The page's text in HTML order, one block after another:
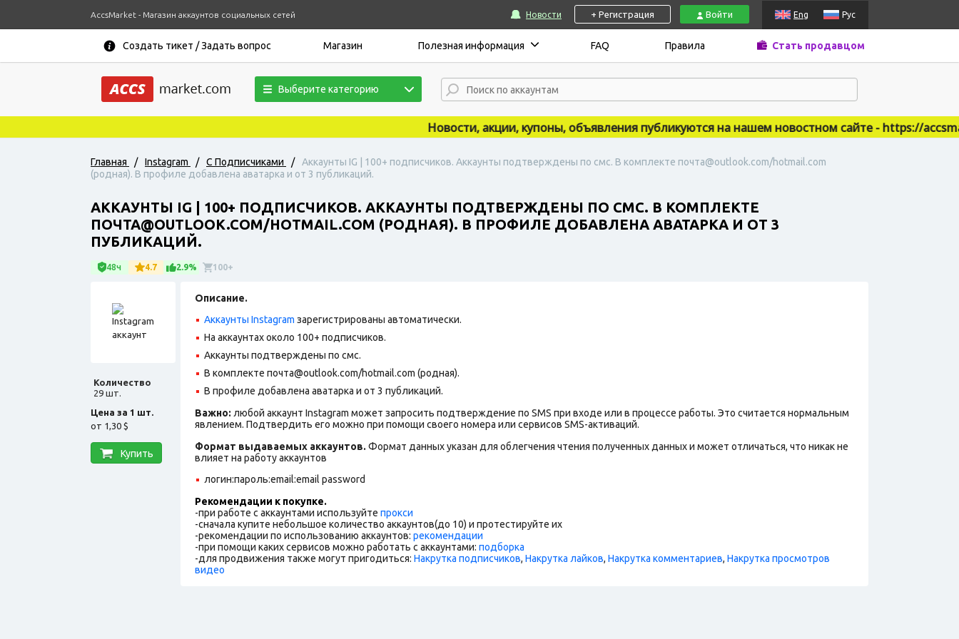
AccsMarket - Магазин аккаунтов социальных сетей Новости + Регистрация Войти Eng Рус
Создать тикет / Задать вопрос Магазин Полезная информация FAQ Правила Стать продавцом
Выберите категорию
Новости, акции, купоны, объявления публикуются на нашем новостном сайте - https://
Главная / Instagram / С Подписчиками /
Аккаунты IG | 100+ подписчиков. Аккаунты подтверждены по смс. В комплекте почта@outlook.com/hotmail.com
(родная). В профиле добавлена аватарка и от 3 публикаций.
АККАУНТЫ IG | 100+ ПОДПИСЧИКОВ. АККАУНТЫ ПОДТВЕРЖДЕНЫ ПО СМС. В КОМПЛЕКТЕ
ПОЧТА@OUTLOOK.COM/HOTMAIL.COM (РОДНАЯ). В ПРОФИЛЕ ДОБАВЛЕНА АВАТАРКА И ОТ 3
ПУБЛИКАЦИЙ.
48ч 4.7 2.9% 100+
Количество
29 шт.
Цена за 1 шт.
от 1,30 $
Купить
Описание.
Аккаунты Instagram зарегистрированы автоматически.
На аккаунтах около 100+ подписчиков.
Аккаунты подтверждены по смс.
В комплекте почта@outlook.com/hotmail.com (родная).
В профиле добавлена аватарка и от 3 публикаций.
Важно: любой аккаунт Instagram может запросить подтверждение по SMS при входе или в процессе работы. Это считается нормальным
явлением. Подтвердить его можно при помощи своего номера или сервисов SMS-активаций.
Формат выдаваемых аккаунтов. Формат данных указан для облегчения чтения полученных данных и может отличаться, что никак не
влияет на работу аккаунтов
логин:пароль:email:email password
Рекомендации к покупке.
-при работе с аккаунтами используйте прокси
-сначала купите небольшое количество аккаунтов(до 10) и протестируйте их
-рекомендации по использованию аккаунтов: рекомендации
-при помощи каких сервисов можно работать с аккаунтами: подборка
-для продвижения также могут пригодиться: Накрутка подписчиков, Накрутка лайков, Накрутка комментариев, Накрутка просмотров
видео